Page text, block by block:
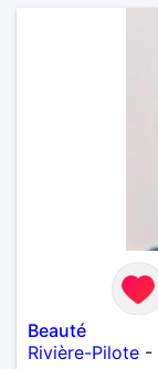
Beauté
Rivière-Pilote -